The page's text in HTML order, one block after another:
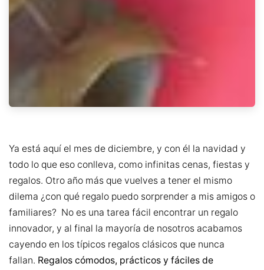
Ya está aquí el mes de diciembre, y con él la navidad y
todo lo que eso conlleva, como infinitas cenas, fiestas y
regalos. Otro año más que vuelves a tener el mismo
dilema ¿con qué regalo puedo sorprender a mis amigos o
familiares? No es una tarea fácil encontrar un regalo
innovador, y al final la mayoría de nosotros acabamos
cayendo en los típicos regalos clásicos que nunca
fallan. Regalos cómodos, prácticos y fáciles de